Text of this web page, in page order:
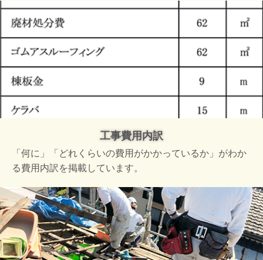
工事費用内訳
「何に」「どれくらいの費用がかかっているか」がわか
る費用内訳を掲載しています。